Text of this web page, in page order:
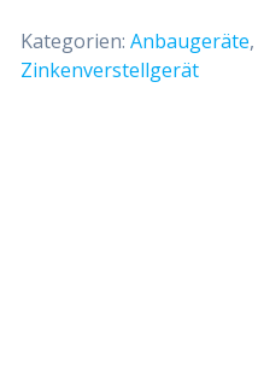
Kategorien: Anbaugeräte,
Zinkenverstellgerät